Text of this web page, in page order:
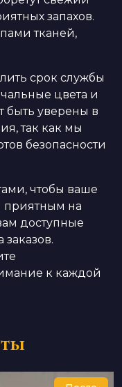
запахов.
тканей,
срок службы
цвета и
быть уверены в
так как мы
безопасности
чтобы ваше
приятным на
доступные
к каждой